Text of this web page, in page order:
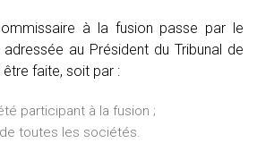
à la fusion passe par le
au Président du Tribunal de
faite, soit par :
participant à la fusion ;
toutes les sociétés.